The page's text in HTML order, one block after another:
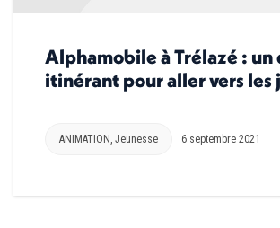
Alphamobile à Trélazé :
itinérant pour aller vers les
ANIMATION, Jeunesse 6 septembre 2021